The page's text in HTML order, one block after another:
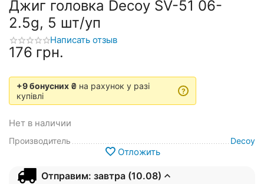
Джиг головка Decoy SV-51 06-
2.5g, 5 шт/уп
Написать отзыв
‍176‍ грн.
+9 бонусних ₴ на рахунок у разі
купівлі
?
Нет в наличии
Производитель Decoy
Отложить
Отправим: завтра (10.08)